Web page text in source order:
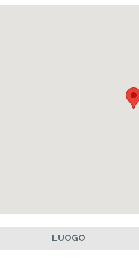
LUOGO